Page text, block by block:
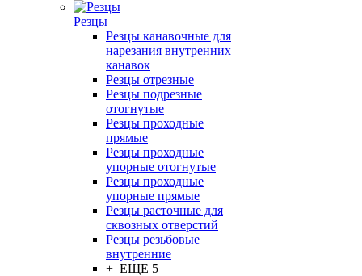
Резцы
Резцы канавочные для
нарезания внутренних
канавок
Резцы отрезные
Резцы подрезные
отогнутые
Резцы проходные
прямые
Резцы проходные
упорные отогнутые
Резцы проходные
упорные прямые
Резцы расточные для
сквозных отверстий
Резцы резьбовые
внутренние
+ ЕЩЕ 5